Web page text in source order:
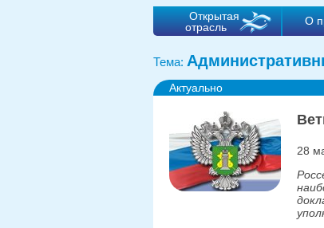
Открытая
отрасль
О
Тема:
Актуально
28